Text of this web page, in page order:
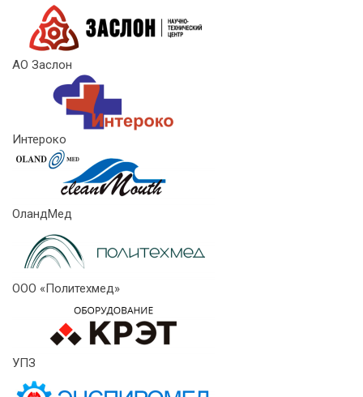
АО Заслон
Интероко
ОландМед
ООО «Политехмед»
УПЗ